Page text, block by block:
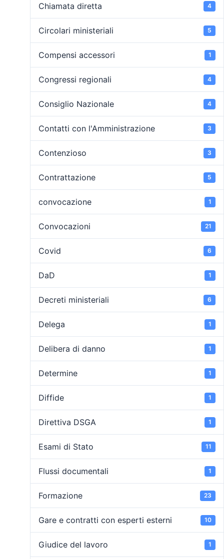
Chiamata diretta 4
Circolari ministeriali 5
Compensi accessori 1
Congressi regionali 4
Consiglio Nazionale 4
Contatti con l'Amministrazione 3
Contenzioso 3
Contrattazione 5
convocazione 1
Convocazioni 21
Covid 6
DaD 1
Decreti ministeriali 6
Delega 1
Delibera di danno 1
Determine 1
Diffide 1
Direttiva DSGA 1
Esami di Stato 11
Flussi documentali 1
Formazione 23
Gare e contratti con esperti esterni 10
Giudice del lavoro 1